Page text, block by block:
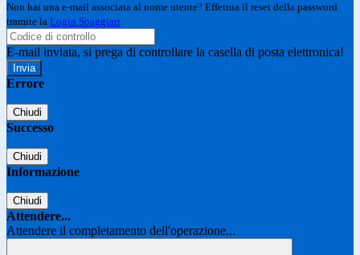
Non hai una e-mail associata al nome utente? Effettua il reset della password
tramite la Login Spaggiari
E-mail inviata, si prega di controllare la casella di posta elettronica!
Errore
Chiudi
Successo
Chiudi
Informazione
Chiudi
Attendere...
Attendere il completamento dell'operazione...